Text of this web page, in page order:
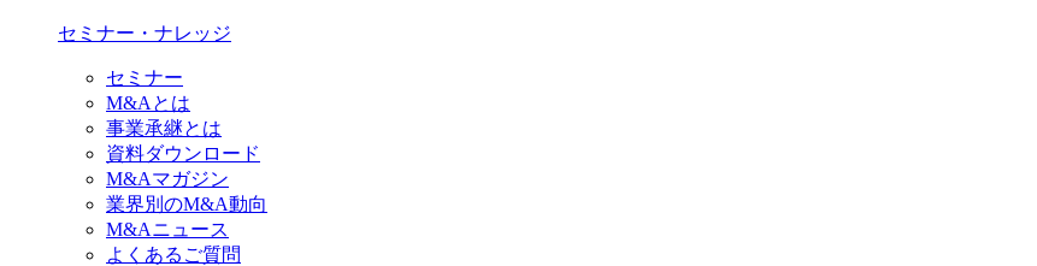
セミナー・ナレッジ
セミナー
M&Aとは
事業承継とは
資料ダウンロード
M&Aマガジン
業界別のM&A動向
M&Aニュース
よくあるご質問